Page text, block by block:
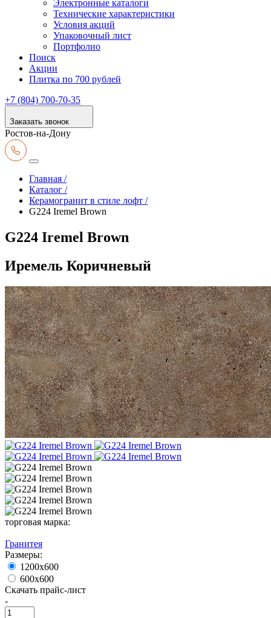
Электронные каталоги
Технические характеристики
Условия акций
Упаковочный лист
Портфолио
Поиск
Акции
Плитка по 700 рублей
+7 (804) 700-70-35
Заказать звонок
Ростов-на-Дону
Главная /
Каталог /
Керамогранит в стиле лофт /
G224 Iremel Brown
G224 Iremel Brown
Иремель Коричневый
торговая марка:
Гранитея
Размеры:
1200х600
600х600
Скачать прайс-лист
-